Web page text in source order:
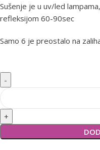
Sušenje je u uv/led
refleksijom 60-90sec
Samo 6 je preostalo na